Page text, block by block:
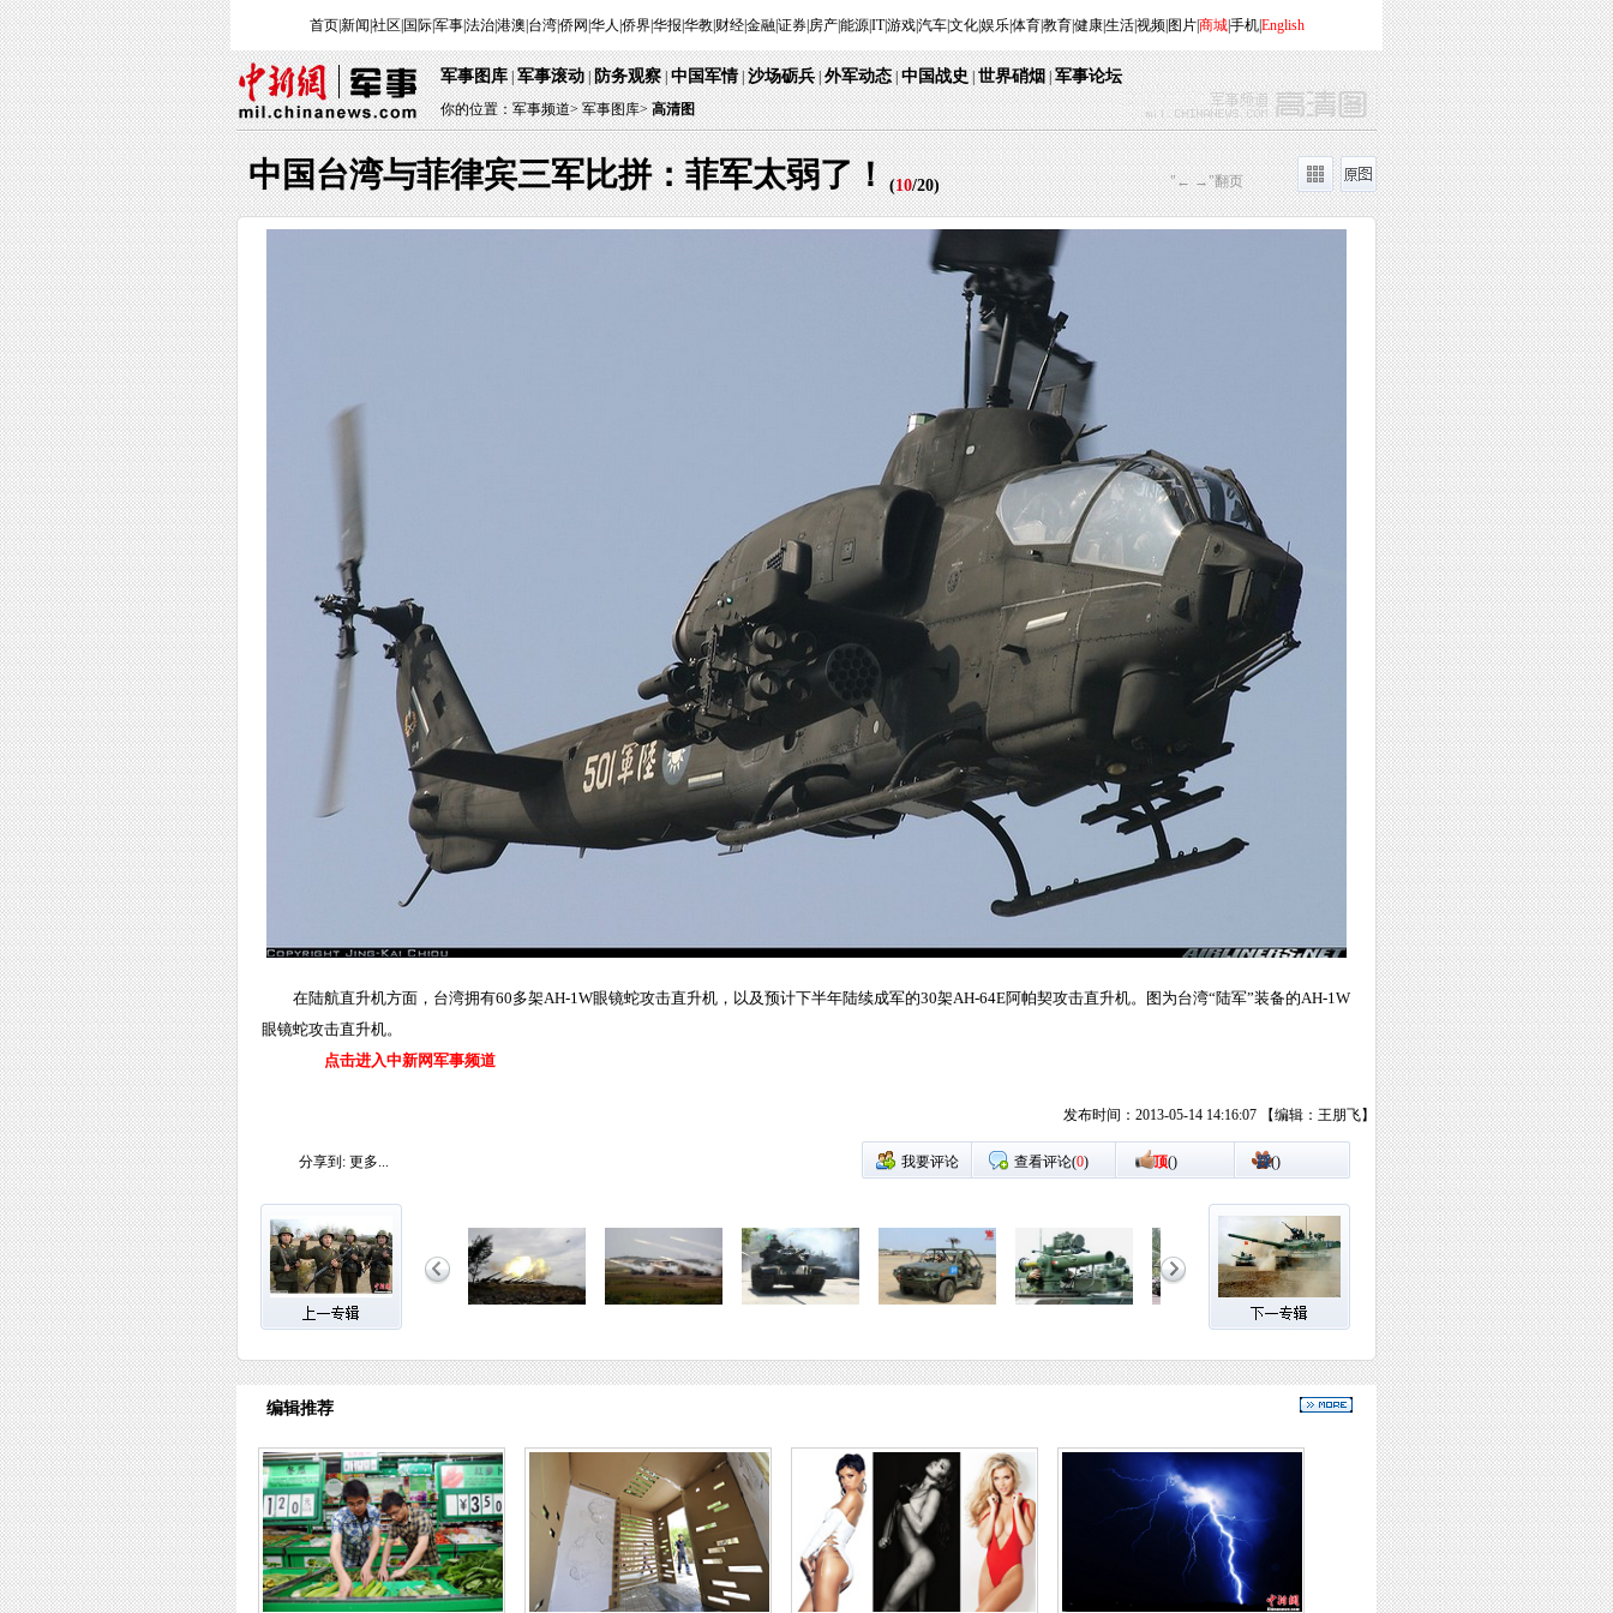
首页|新闻 社区 国际|军事|法治|港澳 台湾|侨网 华人 侨界|华报 华教| 财经|金融|证券| 房产|能源|IT|游戏|汽车|文化|娱乐|体育|教育|健康|生活|视频| 图片|商城|手机|English
军事图库|军事滚动|防务观察|中国军情|沙场砺兵|外军动态|中国战史|世界硝烟|军事论坛
你的位置：军事频道>军事图库> 高清图
中国台湾与菲律宾三军比拼：菲军太弱了！(10/20) "← →"翻页
在陆航直升机方面，台湾拥有60多架AH-1W眼镜蛇攻击直升机，以及预计下半年陆续成军的30架AH-64E阿帕契攻击直升机。图为台湾“陆军”装备的AH-1W
眼镜蛇攻击直升机。
点击进入中新网军事频道
发布时间：2013-05-14 14:16:07 【编辑：王朋飞】
分享到: 更多... 我要评论 查看评论(0) 顶() 踩()
编辑推荐